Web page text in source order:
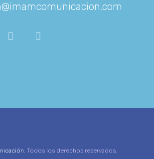
. Todos los derechos reservados.